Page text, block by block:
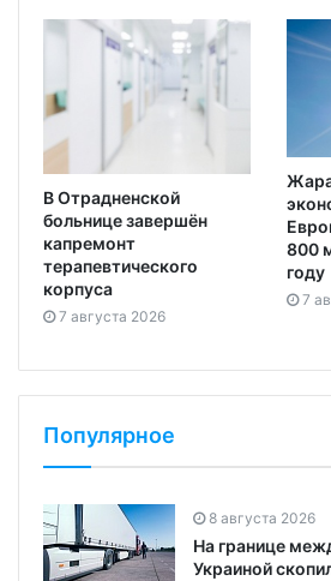
В Отрадненской
больнице завершён
капремонт
терапевтического
корпуса
7 августа 2026
800
году
7
Популярное
8 августа 2026
На границе
Украиной